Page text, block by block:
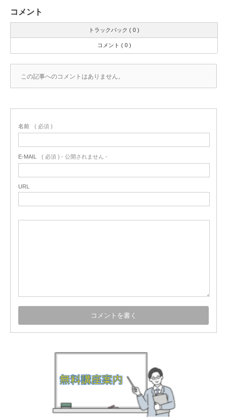
コメント
トラックバック ( 0 )
コメント ( 0 )
この記事へのコメントはありません。
名前 ( 必須 )
E-MAIL ( 必須 ) - 公開されません -
URL